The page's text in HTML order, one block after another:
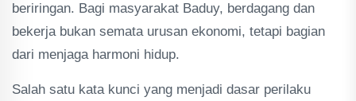
beriringan. Bagi masyarakat Baduy, berdagang dan
bekerja bukan semata urusan ekonomi, tetapi bagian
dari menjaga harmoni hidup.
Salah satu kata kunci yang menjadi dasar perilaku